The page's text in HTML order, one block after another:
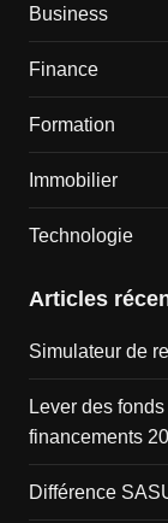
Business
Finance
Formation
Immobilier
Technologie
Articles
Simulateur de
Lever des
financements
Différence